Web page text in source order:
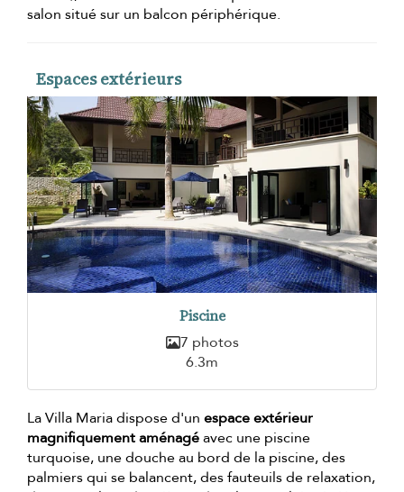
salon situé sur un balcon périphérique.
Espaces extérieurs
Piscine
7 photos
6.3m
La Villa Maria dispose d'un espace extérieur
magnifiquement aménagéavec une piscine
turquoise, une douche au bord de la piscine, des
palmiers qui se balancent, des fauteuils de relaxation,